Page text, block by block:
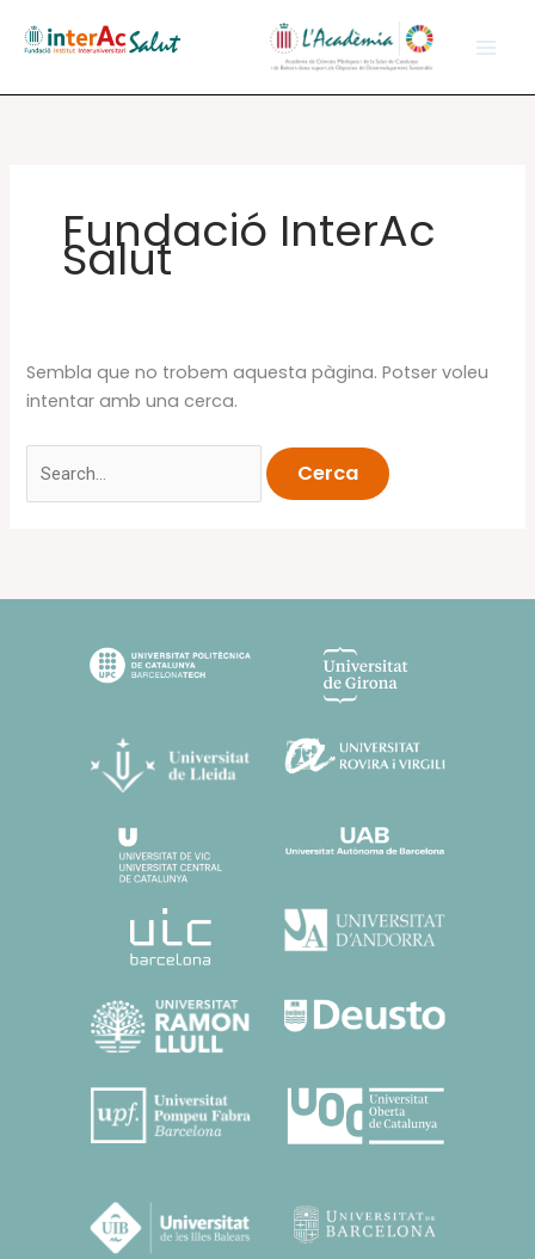
Fundació InterAc
Salut
Sembla que no trobem aquesta pàgina. Potser voleu
intentar amb una cerca.